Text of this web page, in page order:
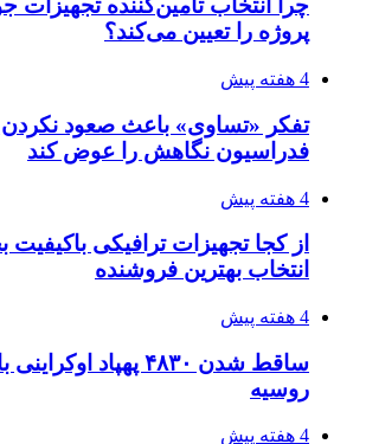
۱۴۰۵/۰۴/۱۹
۱۴۰۵/۰۴/۱۸
راه اندازی مرغداری؛ محاسبه
طرح توجیهی
۱۴۰۵/۰۴/۱۸
۱۴۲۰؛ راه ارتباطی بیمه شدگان تأمین‌اجتماعی
۱۴۰۵/۰۴/۱۶
احتمال بازگشت نرخ حمل دریایی
طی ۲ تا ۳ ماه آینده